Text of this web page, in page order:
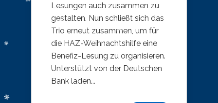
Lesungen auch zusammen zu
gestalten. Nun schließt sich das
Trio erneut zusammen, um für
die HAZ-Weihnachtshilfe eine
Benefiz-Lesung zu organisieren.
Unterstützt von der Deutschen
Bank laden...